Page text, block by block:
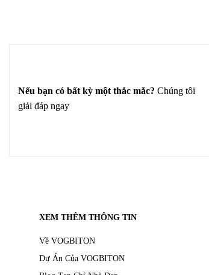
Nếu bạn có bất kỳ một thắc mắc? Chúng tôi
giải đáp ngay
XEM THÊM THÔNG TIN
Về VOGBITON
Dự Án Của VOGBITON